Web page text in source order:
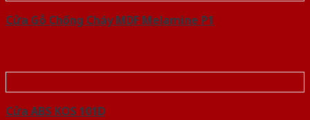
Cửa Gỗ Chống Cháy MDF Melamine P1
Cửa ABS KOS 101D